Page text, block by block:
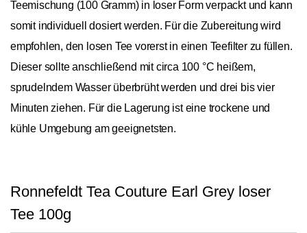
Teemischung (100 Gramm) in loser Form verpackt und kann
somit individuell dosiert werden. Für die Zubereitung wird
empfohlen, den losen Tee vorerst in einen Teefilter zu füllen.
Dieser sollte anschließend mit circa 100 °C heißem,
sprudelndem Wasser überbrüht werden und drei bis vier
Minuten ziehen. Für die Lagerung ist eine trockene und
kühle Umgebung am geeignetsten.
Ronnefeldt Tea Couture Earl Grey loser
Tee 100g